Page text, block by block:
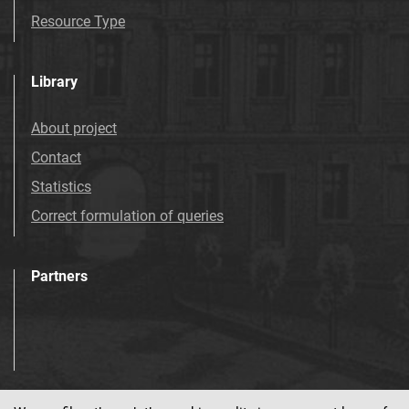
Mościcach. 1993
Mościcach. 1994
Azotowych Spółka Akcyjna w Tarnowie-
Mościcach. 1995
Tarnowskie Azoty : tygodnik Zakładów
Azotowych Spółka Akcyjna w Tarnowie-
Tarnowskie Azoty : tygodnik. 1998
Resource Type
Library
About project
Contact
Statistics
Correct formulation of queries
Partners